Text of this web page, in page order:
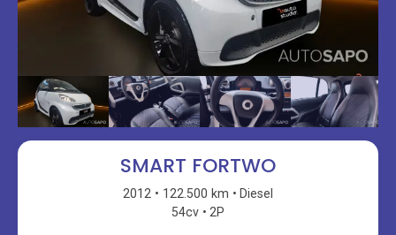
SMART FORTWO
2012 122.500 km
Diesel
54cv
2P